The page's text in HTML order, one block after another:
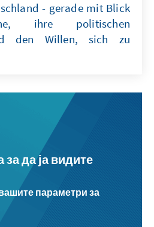
- gerade mit Blick
ihre politischen
den Willen, sich zu
за да ја видите
параметри за